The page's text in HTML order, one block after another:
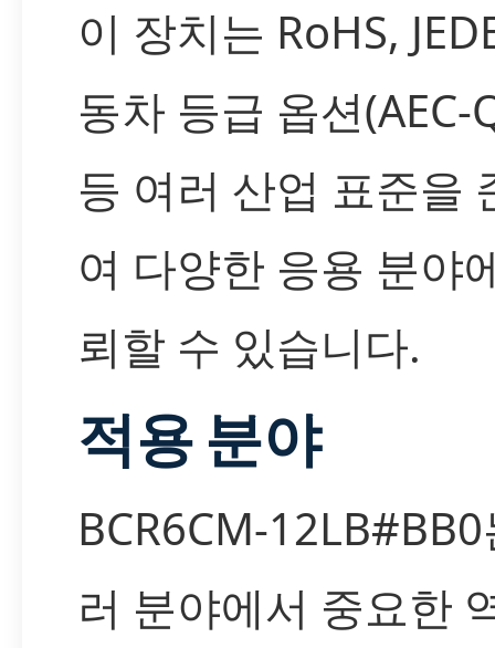
이 장치는 RoHS,
동차 등급 옵션(AEC-
등 여러 산업 표준을
여 다양한 응용 분야
뢰할 수 있습니다.
적용 분야
BCR6CM-
러 분야에서 중요한